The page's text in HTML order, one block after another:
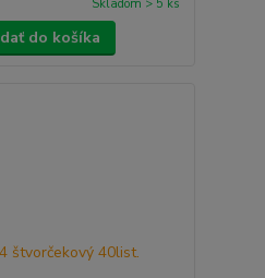
Skladom > 5 ks
do košíka